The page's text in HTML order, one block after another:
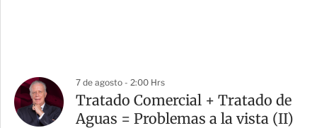
7 de agosto - 2:00 Hrs
Tratado Comercial + Tratado de
Aguas = Problemas a la vista (II)